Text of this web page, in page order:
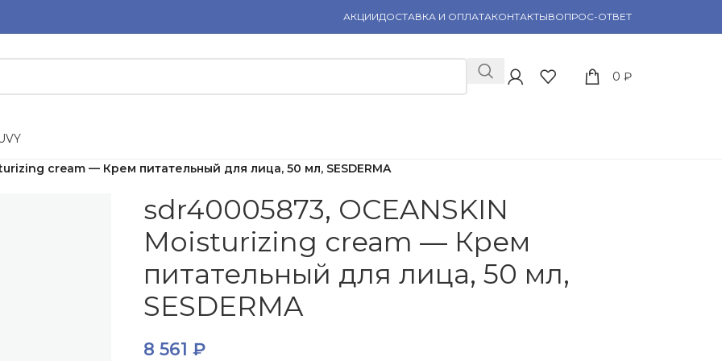
АКЦИИДОСТАВКА И ОПЛАТАКОНТАКТЫВОПРОС-ОТВЕТ
0 ₽
VY
cream — Крем питательный для лица, 50 мл, SESDERMA
sdr40005873, OCEANSKIN
Moisturizing cream — Крем
питательный для лица, 50 мл,
SESDERMA
8 561 ₽